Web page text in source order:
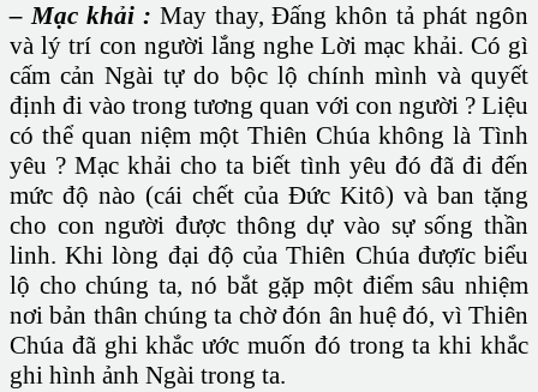
– Mạc khải : May thay, Đấng khôn tả phát ngôn
và lý trí con người lắng nghe Lời mạc khải. Có gì
cấm cản Ngài tự do bộc lộ chính mình và quyết
định đi vào trong tương quan với con người ? Liệu
có thể quan niệm một Thiên Chúa không là Tình
yêu ? Mạc khải cho ta biết tình yêu đó đã đi đến
mức độ nào (cái chết của Đức Kitô) và ban tặng
cho con người được thông dự vào sự sống thần
linh. Khi lòng đại độ của Thiên Chúa đượïc biểu
lộ cho chúng ta, nó bắt gặp một điểm sâu nhiệm
nơi bản thân chúng ta chờ đón ân huệ đó, vì Thiên
Chúa đã ghi khắc ước muốn đó trong ta khi khắc
ghi hình ảnh Ngài trong ta.